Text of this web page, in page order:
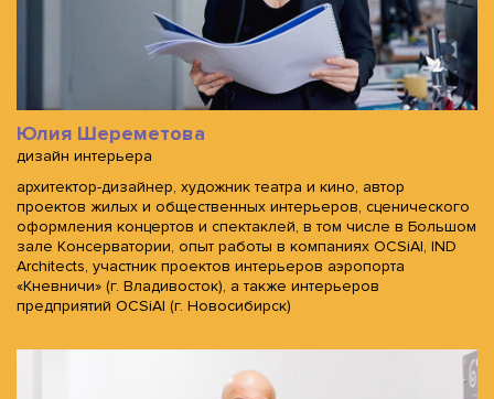
Юлия Шереметова
дизайн интерьера
архитектор-дизайнер, художник театра и кино, автор
проектов жилых и общественных интерьеров, сценического
оформления концертов и спектаклей, в том числе в Большом
зале Консерватории, опыт работы в компаниях OCSiAl, IND
Architects, участник проектов интерьеров аэропорта
«Кневничи» (г. Владивосток), а также интерьеров
предприятий OCSiAl (г. Новосибирск)